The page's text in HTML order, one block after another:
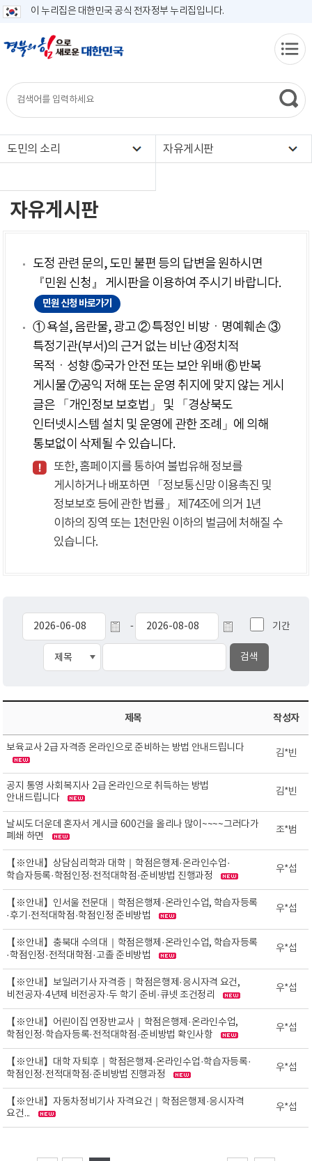
이 누리집은 대한민국 공식 전자정부 누리집입니다.
도민의 소리 자유게시판
자유게시판
도정 관련 문의, 도민 불편 등의 답변을 원하시면
『민원 신청』 게시판을 이용하여 주시기 바랍니다.
민원 신청 바로가기
① 욕설, 음란물, 광고 ② 특정인 비방ㆍ명예훼손 ③
특정기관(부서)의 근거 없는 비난 ④정치적
목적ㆍ성향 ⑤국가 안전 또는 보안 위배 ⑥ 반복
게시물 ⑦공익 저해 또는 운영 취지에 맞지 않는 게시
글은 「개인정보 보호법」 및 「경상북도
인터넷시스템 설치 및 운영에 관한 조례」에 의해
통보없이 삭제될 수 있습니다.
또한, 홈페이지를 통하여 불법유해 정보를
게시하거나 배포하면 「정보통신망 이용촉진 및
정보보호 등에 관한 법률」 제74조에 의거 1년
이하의 징역 또는 1천만원 이하의 벌금에 처해질 수
있습니다.
- 기간
제목 작성자
보육교사 2급 자격증 온라인으로 준비하는 방법 안내드립니다 김*빈
공지 통영 사회복지사 2급 온라인으로 취득하는 방법
안내드립니다
김*빈
날씨도 더운데 혼자서 게시글 600건을 올리나 많이~~~~그러다가
폐쇄 하면
조*범
【※안내】상담심리학과 대학｜학점은행제·온라인수업·
학습자등록·학점인정·전적대학점·준비방법 진행과정
우*섭
【※안내】인서울 전문대｜학점은행제·온라인수업, 학습자등록
·후기·전적대학점·학점인정 준비방법
우*섭
【※안내】충북대 수의대｜학점은행제·온라인수업, 학습자등록
·학점인정·전적대학점·고졸 준비방법
우*섭
【※안내】보일러기사 자격증｜학점은행제·응시자격 요건,
비전공자·4년제 비전공자·두 학기 준비·큐넷 조건정리
우*섭
【※안내】어린이집 연장반교사｜학점은행제·온라인수업,
학점인정·학습자등록·전적대학점·준비방법 확인사항
우*섭
【※안내】대학 자퇴후｜학점은행제·온라인수업·학습자등록·
학점인정·전적대학점·준비방법 진행과정
우*섭
【※안내】자동차정비기사 자격요건｜학점은행제·응시자격
요건...
우*섭